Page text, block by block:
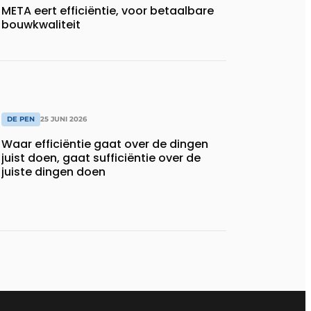
META eert efficiëntie, voor betaalbare
bouwkwaliteit
DE PEN 25 JUNI 2026
Waar efficiëntie gaat over de dingen
juist doen, gaat sufficiëntie over de
juiste dingen doen